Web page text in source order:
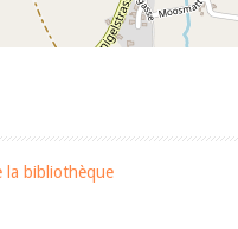
la bibliothèque